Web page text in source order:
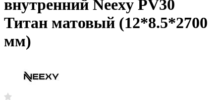
внутренний Neexy PV30
Титан матовый (12*8.5*2700
мм)